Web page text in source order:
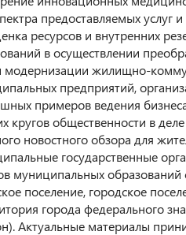
предоставляемых услуг
ресурсов и внутренних
в осуществлении
модернизации жилищно-
предприятий,
примеров ведения
кругов общественности в
новостного обзора для
государственные
муниципальных
поселение, городское
города федерального
Актуальные материалы